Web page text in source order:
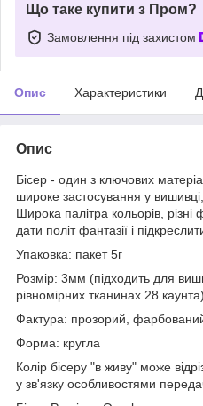
Що таке купити з Пром?
Замовлення під захистом
Опис Характеристики
Опис
Бісер - один з ключових
широке застосування у
Широка палітра кольорів,
дати політ фантазії і
Упаковка: пакет 5г
Розмір: 3мм (підходить для
рівномірних тканинах 28 каунта)
Фактура: прозорий,
Форма: кругла
Колір бісеру "в живу" може
у зв'язку особливостями